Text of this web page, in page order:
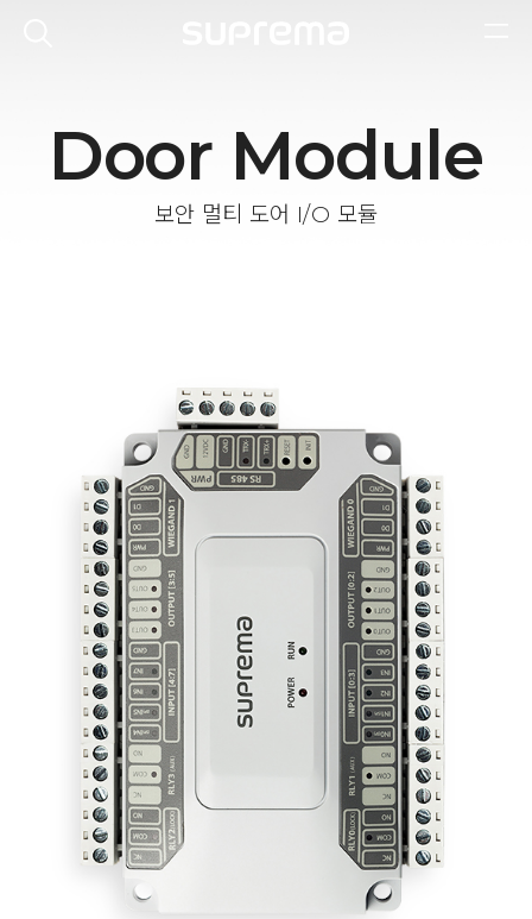
Door Module
보안 멀티 도어 I/O 모듈